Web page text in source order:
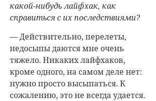
какой-нибудь лайфхак, как
справиться с их последствиями?
— Действительно, перелеты,
недосыпы даются мне очень
тяжело. Никаких лайфхаков,
кроме одного, на самом деле нет:
нужно просто высыпаться. К
сожалению, это не всегда удается.